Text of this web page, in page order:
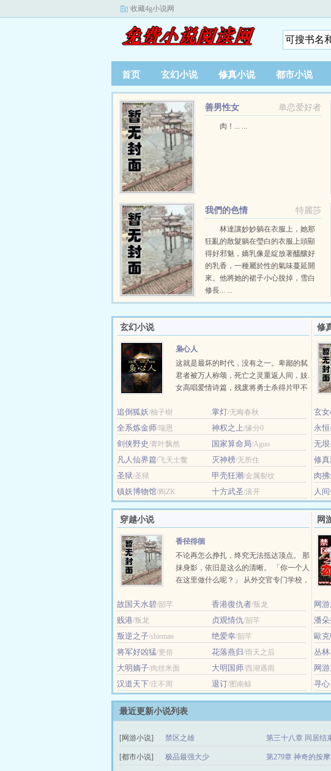
收藏4g小说网
首页 玄幻小说 修真小说 都市小说
单恋爱好者
善男性女
肉！... ...
特麗莎
我們的色情
林達讓妙妙躺在衣服上，她那
狂亂的散髮躺在瑩白的衣服上頭顯
得好邪魅，嬌乳像是綻放著醞釀好
的乳香，一種屬於性的氣味蔓延開
來。他將她的裙子小心脫掉，雪白
修長... ...
玄幻小说
枭心人
这就是最坏的时代，没有之一。卑鄙的弑
君者被万人称颂，死亡之灵重返人间，妓.
女高唱爱情诗篇，残废将勇士杀得片甲不
追倒狐妖/柚子樹 掌灯/无晦春秋
全系炼金师/瑞恩 神权之上/缘分0
剑侠野史/青叶飘然 国家算命局/Aguo
凡人仙界篇/飞天土鳖 灭神榜/无所住
圣狱/圣狱 甲壳狂潮/金属裂纹
镇妖博物馆/阎ZK 十方武圣/滚开
修
玄
永
无垠
修真
肉拂
人
穿越小说
香径徘徊
不论再怎么挣扎，终究无法抵达顶点。 那
抹身影，依旧是这么的清晰。 「你一个人
在这里做什么呢？」 从外交官专门学校，
故国天水碧/韶芊 香港復仇者/叛龙
贱港/叛龙 贞观情仇/韶芊
叛逆之子/shirman 绝爱幸/韶芊
将军好凶猛/更俗 花落燕归/雨天之后
大明嫡子/肉丝米面 大明国师/西湖遇雨
汉道天下/庄不周 退订/图南鲸
网
网
潘朵
歐
丛
网
寻心
最近更新小说列表
[网游小说] 禁区之雄 第三十八章 同居结
[都市小说] 极品最强大少 第279章 神奇的按摩